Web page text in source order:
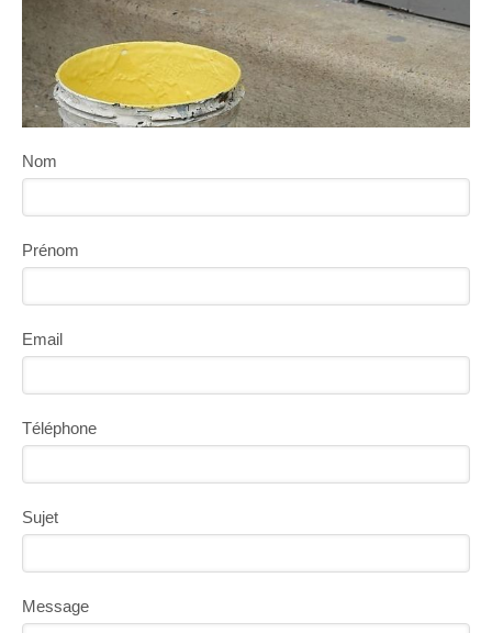
Nom
Prénom
Email
Téléphone
Sujet
Message